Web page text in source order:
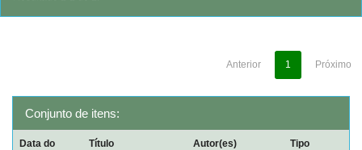
Anterior 1 Próximo
Conjunto de itens:
Data do
Título Autor(es) Tipo